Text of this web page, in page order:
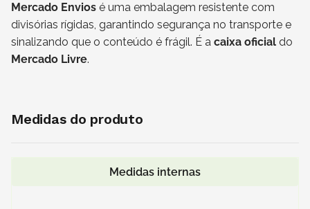
Mercado Envios é uma embalagem resistente com
divisórias rígidas, garantindo segurança no transporte e
sinalizando que o conteúdo é frágil. É a caixa oficial do
Mercado Livre.
Medidas do produto
Medidas internas